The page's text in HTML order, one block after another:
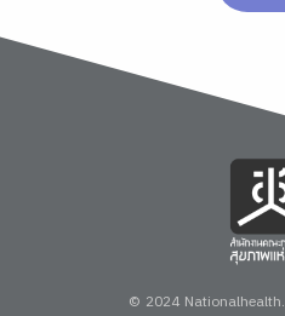
© 2024 Nationalhealth.